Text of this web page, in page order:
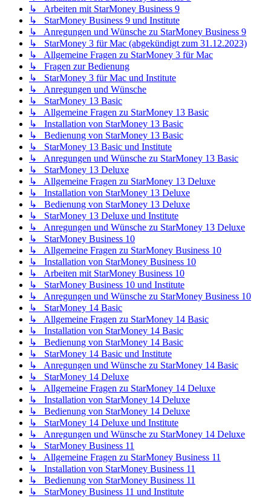
↳ Arbeiten mit StarMoney Business 9
↳ StarMoney Business 9 und Institute
↳ Anregungen und Wünsche zu StarMoney Business 9
↳ StarMoney 3 für Mac (abgekündigt zum 31.12.2023)
↳ Allgemeine Fragen zu StarMoney 3 für Mac
↳ Fragen zur Bedienung
↳ StarMoney 3 für Mac und Institute
↳ Anregungen und Wünsche
↳ StarMoney 13 Basic
↳ Allgemeine Fragen zu StarMoney 13 Basic
↳ Installation von StarMoney 13 Basic
↳ Bedienung von StarMoney 13 Basic
↳ StarMoney 13 Basic und Institute
↳ Anregungen und Wünsche zu StarMoney 13 Basic
↳ StarMoney 13 Deluxe
↳ Allgemeine Fragen zu StarMoney 13 Deluxe
↳ Installation von StarMoney 13 Deluxe
↳ Bedienung von StarMoney 13 Deluxe
↳ StarMoney 13 Deluxe und Institute
↳ Anregungen und Wünsche zu StarMoney 13 Deluxe
↳ StarMoney Business 10
↳ Allgemeine Fragen zu StarMoney Business 10
↳ Installation von StarMoney Business 10
↳ Arbeiten mit StarMoney Business 10
↳ StarMoney Business 10 und Institute
↳ Anregungen und Wünsche zu StarMoney Business 10
↳ StarMoney 14 Basic
↳ Allgemeine Fragen zu StarMoney 14 Basic
↳ Installation von StarMoney 14 Basic
↳ Bedienung von StarMoney 14 Basic
↳ StarMoney 14 Basic und Institute
↳ Anregungen und Wünsche zu StarMoney 14 Basic
↳ StarMoney 14 Deluxe
↳ Allgemeine Fragen zu StarMoney 14 Deluxe
↳ Installation von StarMoney 14 Deluxe
↳ Bedienung von StarMoney 14 Deluxe
↳ StarMoney 14 Deluxe und Institute
↳ Anregungen und Wünsche zu StarMoney 14 Deluxe
↳ StarMoney Business 11
↳ Allgemeine Fragen zu StarMoney Business 11
↳ Installation von StarMoney Business 11
↳ Bedienung von StarMoney Business 11
↳ StarMoney Business 11 und Institute